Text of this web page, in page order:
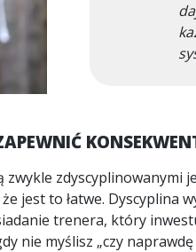
zwykle
jest to łatwe. Dyscyplina
trenera, który
nie myślisz „czy